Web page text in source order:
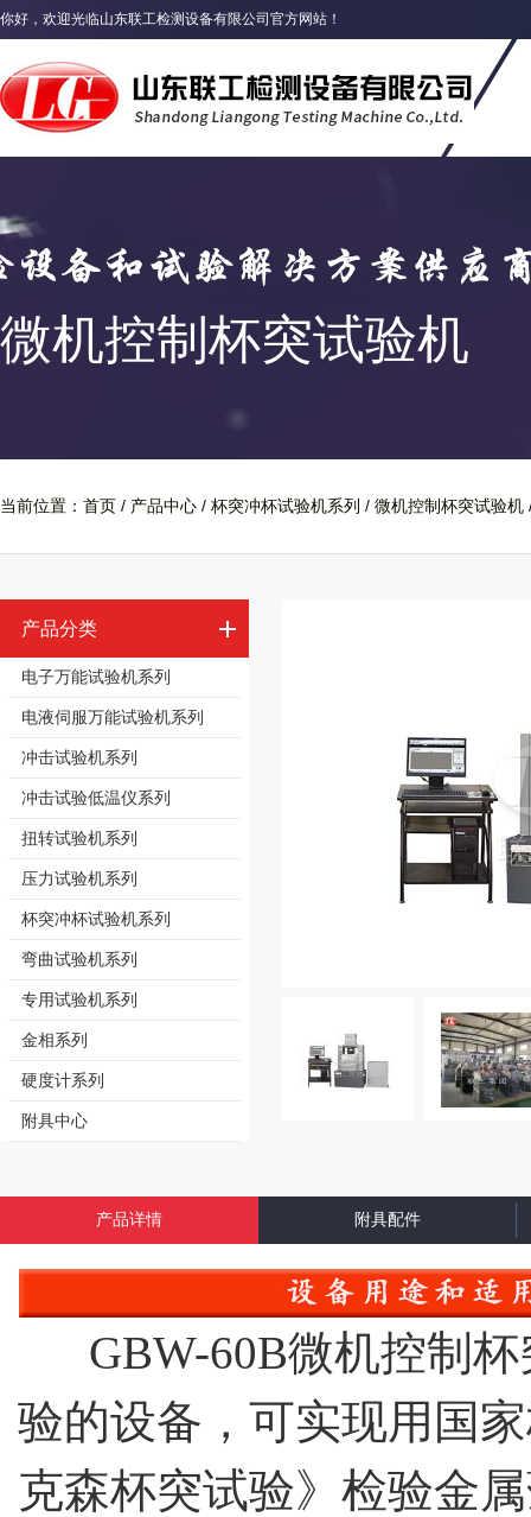
微机控制杯突试验机
你好，欢迎光临山东联工检测设备有限公司官方网站！
当前位置： 首页 / 产品中心 / 杯突冲杯试验机系列 / 微机控制杯突试验机
产品分类
电子万能试验机系列
电液伺服万能试验机系列
冲击试验机系列
冲击试验低温仪系列
扭转试验机系列
压力试验机系列
杯突冲杯试验机系列
弯曲试验机系列
专用试验机系列
金相系列
硬度计系列
附具中心
产品详情 附具配件
GBW-60B微机控制杯
验的设备，可实现用国
克森杯突试验》检验金